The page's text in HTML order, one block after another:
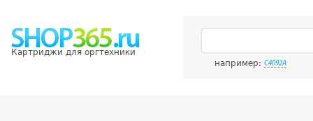
Картриджи для оргтехники
например: C4092A